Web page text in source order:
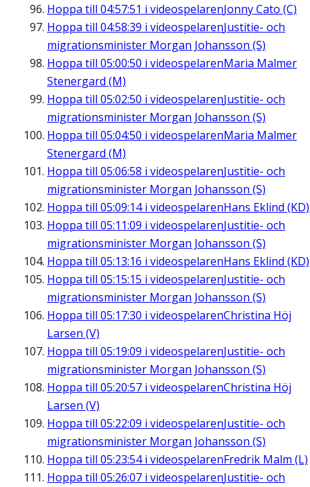
Hoppa till 04:57:51 i videospelarenJonny Cato (C)
Hoppa till 04:58:39 i videospelarenJustitie- och
migrationsminister Morgan Johansson (S)
Hoppa till 05:00:50 i videospelarenMaria Malmer
Stenergard (M)
Hoppa till 05:02:50 i videospelarenJustitie- och
migrationsminister Morgan Johansson (S)
Hoppa till 05:04:50 i videospelarenMaria Malmer
Stenergard (M)
Hoppa till 05:06:58 i videospelarenJustitie- och
migrationsminister Morgan Johansson (S)
Hoppa till 05:09:14i videospelarenHans Eklind (KD)
Hoppa till 05:11:09 i videospelarenJustitie- och
migrationsminister Morgan Johansson (S)
Hoppa till 05:13:16 i videospelarenHans Eklind (KD)
Hoppa till 05:15:15 i videospelarenJustitie- och
migrationsminister Morgan Johansson (S)
Hoppa till 05:17:30 i videospelarenChristina Höj
Larsen (V)
Hoppa till 05:19:09 i videospelarenJustitie- och
migrationsminister Morgan Johansson (S)
Hoppa till 05:20:57 i videospelarenChristina Höj
Larsen (V)
Hoppa till 05:22:09 i videospelarenJustitie- och
migrationsminister Morgan Johansson (S)
Hoppa till 05:23:54i videospelarenFredrik Malm (L)
Hoppa till 05:26:07 i videospelarenJustitie- och